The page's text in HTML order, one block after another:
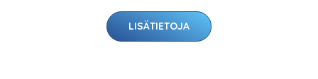
LISÄTIETOJA